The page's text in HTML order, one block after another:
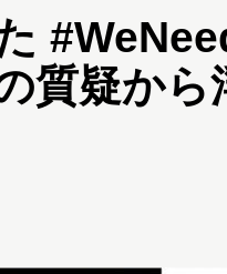
質疑か